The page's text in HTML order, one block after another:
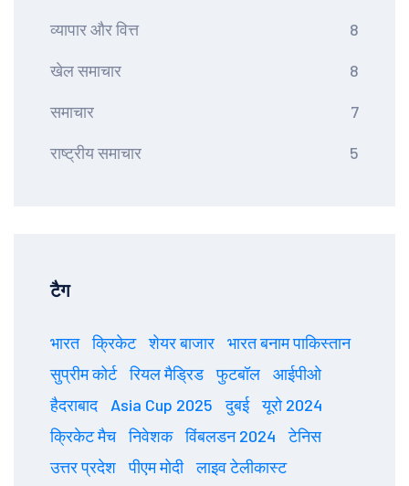
व्यापार और वित्त 8
खेल समाचार 8
समाचार 7
राष्ट्रीय समाचार 5
टैग
भारत क्रिकेट शेयर बाजार
भारत बनाम पाकिस्तान
सुप्रीम कोर्ट
रियल मैड्रिड फुटबॉल
आईपीओ
हैदराबाद
Asia Cup 2025 दुबई
यूरो 2024
क्रिकेट मैच
निवेशक विंबलडन 2024
टेनिस
उत्तर प्रदेश
पीएम मोदी
लाइव टेलीकास्ट